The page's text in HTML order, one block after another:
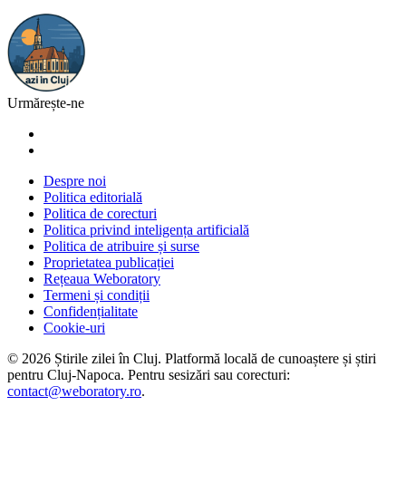
Urmărește-ne
Despre noi
Politica editorială
Politica de corecturi
Politica privind inteligența artificială
Politica de atribuire și surse
Proprietatea publicației
Rețeaua Weboratory
Termeni și condiții
Confidențialitate
Cookie-uri
© 2026 Știrile zilei în Cluj. Platformă locală de cunoaștere și știri
pentru Cluj-Napoca. Pentru sesizări sau corecturi:
contact@weboratory.ro.